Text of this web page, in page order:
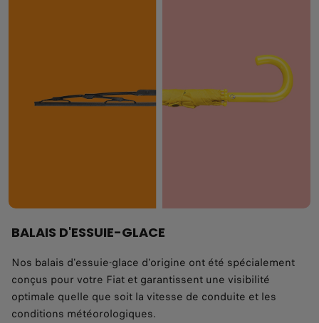
BALAIS D'ESSUIE-GLACE
Nos balais d'essuie-glace d'origine ont été spécialement
conçus pour votre Fiat et garantissent une visibilité
optimale quelle que soit la vitesse de conduite et les
conditions météorologiques.